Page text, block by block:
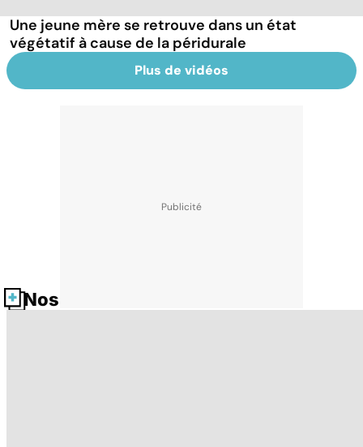
Une jeune mère se retrouve dans un état
végétatif à cause de la péridurale
Plus de vidéos
Nos fiches santé